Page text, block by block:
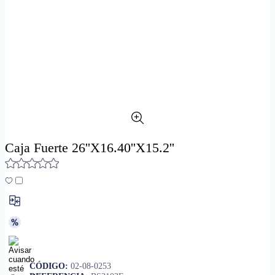
Caja Fuerte 26''X16.40''X15.2''
CÓDIGO: 02-08-0253